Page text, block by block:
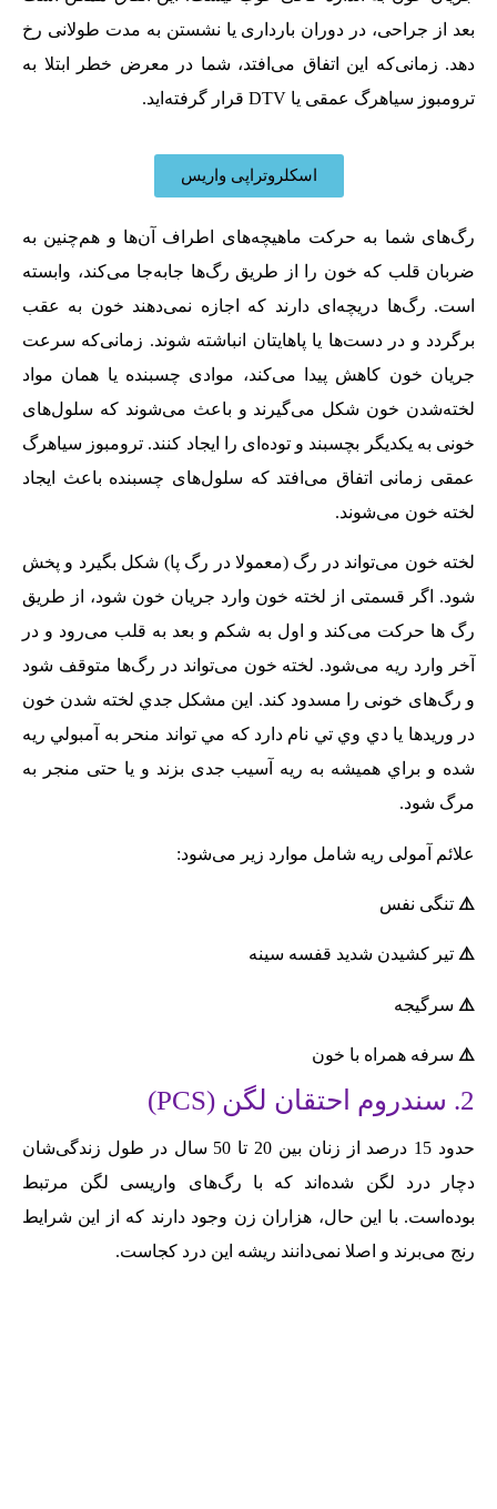
بعد از جراحی، در دوران بارداری یا نشستن به مدت طولانی رخ
دهد. زمانی‌که این اتفاق می‌افتد، شما در معرض خطر ابتلا به
ترومبوز سیاهرگ عمقی یا DTV قرار گرفته‌اید.
اسکلروتراپی واریس
رگ‌های شما به حرکت ماهیچه‌های اطراف آن‌ها و هم‌چنین به
ضربان قلب که خون را از طریق رگ‌ها جابه‌جا می‌کند، وابسته
است. رگ‌ها دریچه‌ای دارند که اجازه نمی‌دهند خون به عقب
برگردد و در دست‌ها یا پاهایتان انباشته شوند. زمانی‌که سرعت
جریان خون کاهش پیدا می‌کند، موادی چسبنده یا همان مواد
لخته‌شدن خون شکل می‌گیرند و باعث می‌شوند که سلول‌های
خونی به یکدیگر بچسبند و توده‌ای را ایجاد کنند. ترومبوز سیاهرگ
عمقی زمانی اتفاق می‌افتد که سلول‌های چسبنده باعث ایجاد
لخته خون می‌شوند.
لخته خون می‌تواند در رگ (معمولا در رگ پا) شکل بگیرد و پخش
شود. اگر قسمتی از لخته خون وارد جریان خون شود، از طریق
رگ ها حرکت می‌کند و اول به شکم و بعد به قلب می‌رود و در
آخر وارد ریه می‌شود. لخته خون می‌تواند در رگ‌ها متوقف شود
و رگ‌های خونی را مسدود کند. اين مشكل جدي لخته شدن خون
در وريدها يا دي وي تي نام دارد كه مي تواند منحر به آمبولي ريه
شده و براي همیشه به ریه آسیب جدی بزند و یا حتی منجر به
مرگ شود.
علائم آمولی ریه شامل موارد زیر می‌شود:
⚠️ تنگی نفس
⚠️ تیر کشیدن شدید قفسه سینه
⚠️ سرگیجه
⚠️ سرفه همراه با خون
2. سندروم احتقان لگن (PCS)
حدود 15 درصد از زنان بین 20 تا 50 سال در طول زندگی‌شان
دچار درد لگن شده‌اند که با رگ‌های واریسی لگن مرتبط
بوده‌است. با این حال، هزاران زن وجود دارند که از این شرایط
رنج می‌برند و اصلا نمی‌دانند ریشه این درد کجاست.